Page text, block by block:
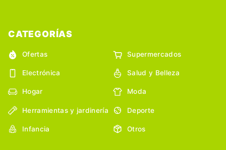
CATEGORÍAS
Ofertas Supermercados
Electrónica Salud y Belleza
Hogar Moda
Herramientas y jardinería Deporte
Infancia Otros